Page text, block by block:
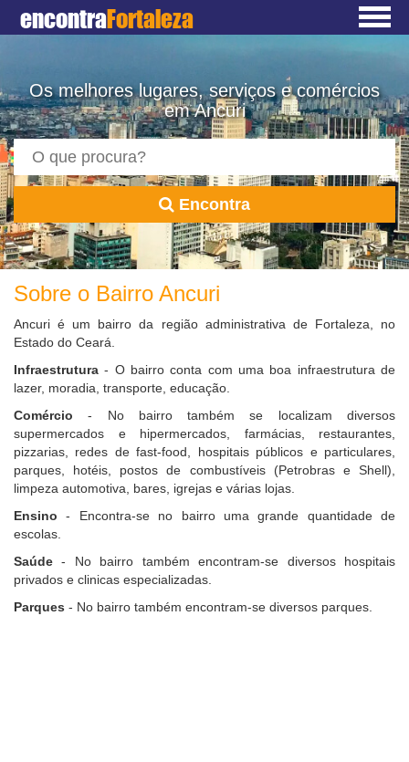
encontraFortaleza
Os melhores lugares, serviços e comércios
em Ancuri
Encontra
Sobre o Bairro Ancuri
Ancuri é um bairro da região administrativa de Fortaleza, no
Estado do Ceará.
Infraestrutura - O bairro conta com uma boa infraestrutura de
lazer, moradia, transporte, educação.
Comércio - No bairro também se localizam diversos
supermercados e hipermercados, farmácias, restaurantes,
pizzarias, redes de fast-food, hospitais públicos e particulares,
parques, hotéis, postos de combustíveis (Petrobras e Shell),
limpeza automotiva, bares, igrejas e várias lojas.
Ensino - Encontra-se no bairro uma grande quantidade de
escolas.
Saúde - No bairro também encontram-se diversos hospitais
privados e clinicas especializadas.
Parques - No bairro também encontram-se diversos parques.